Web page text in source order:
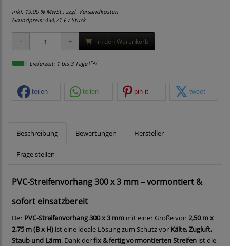
inkl. 19,00 % MwSt., zzgl. Versandkosten
Grundpreis: 434,71 € / Stück
in den Warenkorb
Lieferzeit: 1 bis 3 Tage [*2]
teilen teilen pin it tweet
Beschreibung Bewertungen Hersteller
Frage stellen
PVC-Streifenvorhang 300 x 3 mm – vormontiert &
sofort einsatzbereit
Der PVC-Streifenvorhang 300 x 3 mm mit einer Größe von 2,50 m x
2,75 m (B x H) ist eine ideale Lösung zum Schutz vor Kälte, Zugluft,
Staub und Lärm. Dank derfix & fertig vormontierten Streifen ist die